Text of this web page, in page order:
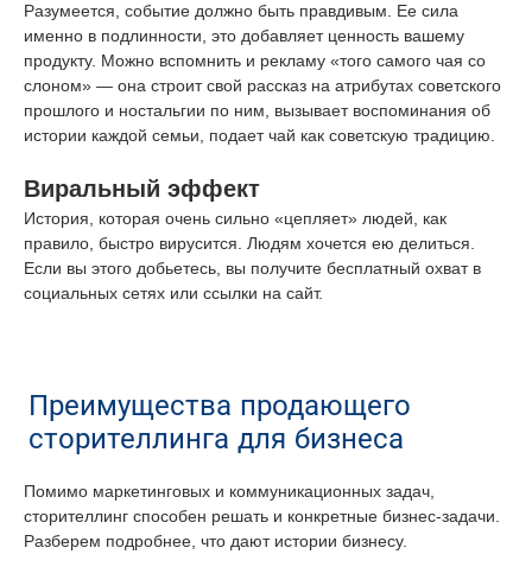
Разумеется, событие должно быть правдивым. Ее сила
именно в подлинности, это добавляет ценность вашему
продукту. Можно вспомнить и рекламу «того самого чая со
слоном» — она строит свой рассказ на атрибутах советского
прошлого и ностальгии по ним, вызывает воспоминания об
истории каждой семьи, подает чай как советскую традицию.
Виральный эффект
История, которая очень сильно «цепляет» людей, как
правило, быстро вирусится. Людям хочется ею делиться.
Если вы этого добьетесь, вы получите бесплатный охват в
социальных сетях или ссылки на сайт.
Преимущества продающего
сторителлинга для бизнеса
Помимо маркетинговых и коммуникационных задач,
сторителлинг способен решать и конкретные бизнес-задачи.
Разберем подробнее, что дают истории бизнесу.